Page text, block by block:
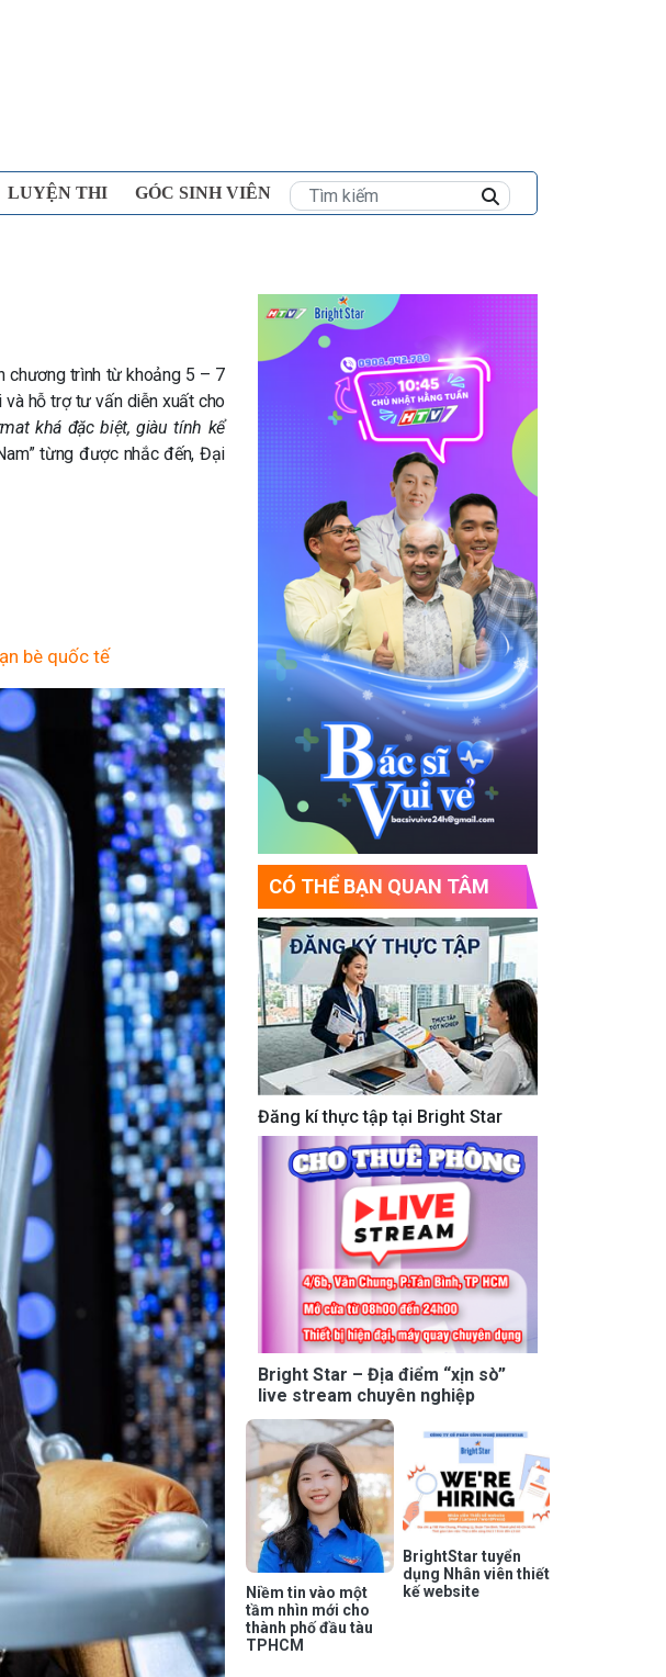
LUYỆN THI GÓC SINH VIÊN
chương trình từ khoảng 5 – 7
hỗ trợ tư vấn diễn xuất cho
khá đặc biệt, giàu tính kể
từng được nhắc đến, Đại
bè quốc tế
CÓ THỂ BẠN QUAN TÂM
Đăng kí thực tập tại Bright Star
Bright Star – Địa điểm “xịn sò”
live stream chuyên nghiệp
Niềm tin vào một
tầm nhìn mới cho
thành phố đầu tàu
TPHCM
BrightStar tuyển
dụng Nhân viên thiết
kế website